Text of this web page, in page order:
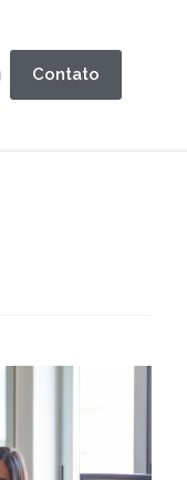
Contato